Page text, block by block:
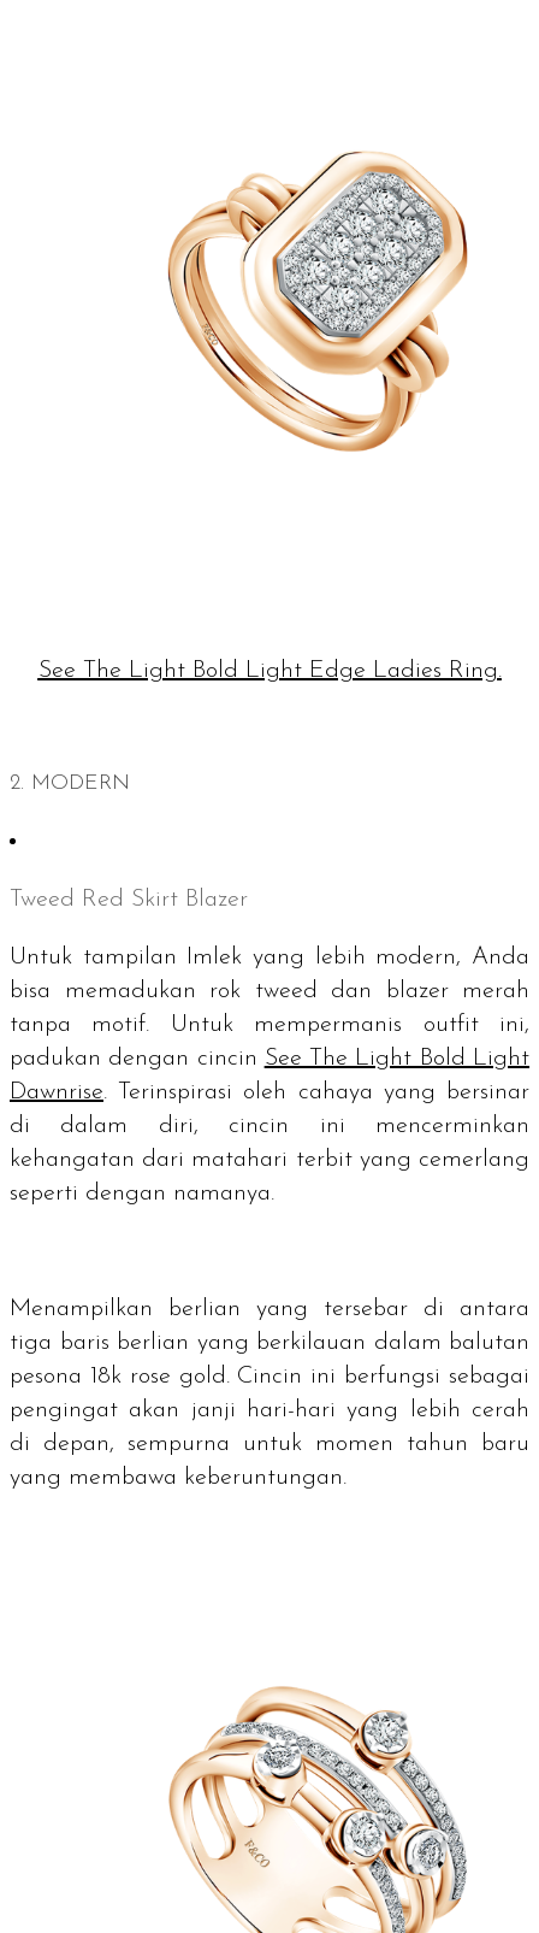
See The Light Bold Light Edge Ladies Ring.
2. MODERN
Tweed Red Skirt Blazer
Untuk tampilan Imlek yang lebih modern, Anda
bisa memadukan rok tweed dan blazer merah
tanpa motif. Untuk mempermanis outfit ini,
padukan dengan cincin See The Light Bold Light
Dawnrise. Terinspirasi oleh cahaya yang bersinar
di dalam diri, cincin ini mencerminkan
kehangatan dari matahari terbit yang cemerlang
seperti dengan namanya.
Menampilkan berlian yang tersebar di antara
tiga baris berlian yang berkilauan dalam balutan
pesona 18k rose gold. Cincin ini berfungsi sebagai
pengingat akan janji hari-hari yang lebih cerah
di depan, sempurna untuk momen tahun baru
yang membawa keberuntungan.